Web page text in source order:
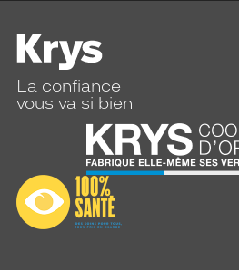
La confiance
vous va si bien